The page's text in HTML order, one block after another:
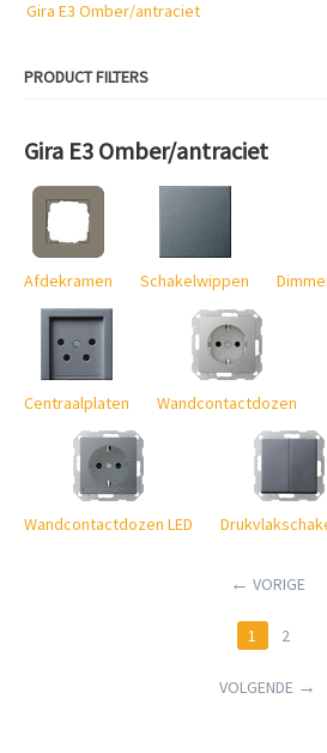
Gira E3 Omber/antraciet
PRODUCT FILTERS
Gira E3 Omber/antraciet
Afdekramen Schakelwippen
Centraalplaten Wandcontactdozen
Wandcontactdozen LED
VORIGE
1 2
VOLGENDE